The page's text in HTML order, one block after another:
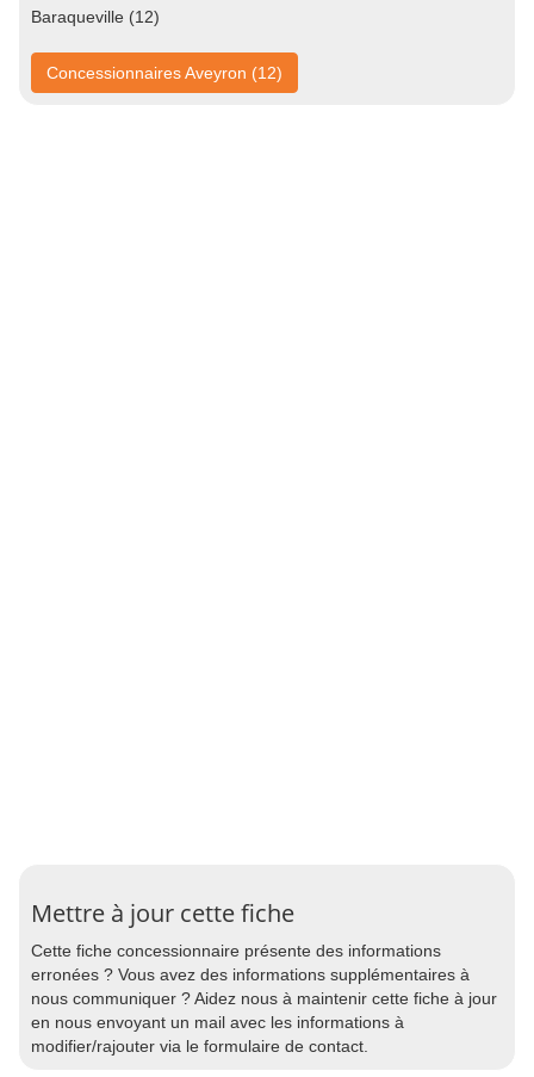
Baraqueville (12)
Concessionnaires Aveyron (12)
Mettre à jour cette fiche
Cette fiche concessionnaire présente des informations
erronées ? Vous avez des informations supplémentaires à
nous communiquer ? Aidez nous à maintenir cette fiche à jour
en nous envoyant un mail avec les informations à
modifier/rajouter via le formulaire de contact.